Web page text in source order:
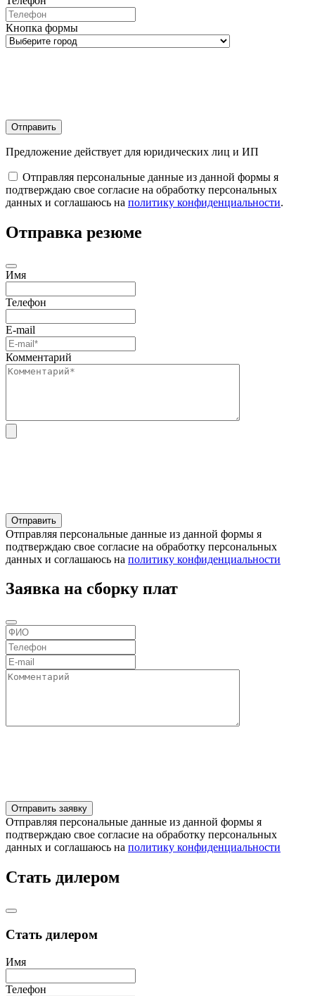
Кнопка формы
Отправить
Предложение действует для юридических лиц и ИП
Отправляя персональные данные из данной формы я
подтверждаю свое согласие на обработку персональных
данных и соглашаюсь на политику конфиденциальности.
Отправка резюме
Имя
Телефон
E-mail
Комментарий
Отправляя персональные данные из данной формы я
подтверждаю свое согласие на обработку персональных
данных и соглашаюсь на политику конфиденциальности
Заявка на сборку плат
Отправляя персональные данные из данной формы я
подтверждаю свое согласие на обработку персональных
данных и соглашаюсь на политику конфиденциальности
Стать дилером
Стать дилером
Имя
Телефон